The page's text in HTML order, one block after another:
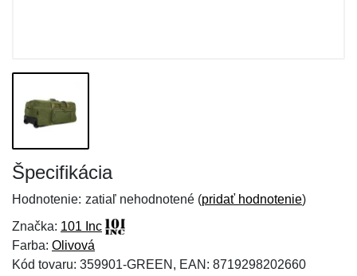
Špecifikácia
Hodnotenie: zatiaľ nehodnotené (pridať hodnotenie)
Značka: 101 Inc
Farba: Olivová
Kód tovaru: 359901-GREEN, EAN: 8719298202660